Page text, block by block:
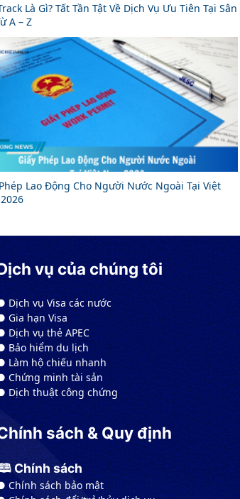
Là Gì? Tất Tần Tật Về Dịch Vụ Ưu Tiên Tại Sân
A – Z
Lao Động Cho Người Nước Ngoài Tại Việt
vụ của chúng tôi
Dịch vụ Visa các nước
Gia hạn Visa
Dịch vụ thẻ APEC
Bảo hiểm du lịch
Làm hộ chiếu nhanh
Chứng minh tài sản
Dịch thuật công chứng
sách & Quy định
Chính sách
Chính sách bảo mật